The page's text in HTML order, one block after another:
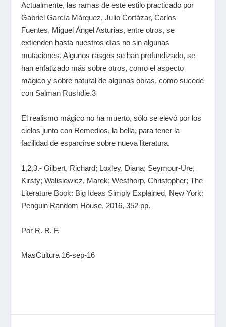
Actualmente, las ramas de este estilo practicado por
Gabriel García Márquez,Julio Cortázar,Carlos
Fuentes, Miguel Ángel Asturias, entre otros, se
extienden hasta nuestros días no sin algunas
mutaciones. Algunos rasgos se han profundizado, se
han enfatizado más sobre otros, como el aspecto
mágico y sobre natural de algunas obras, como sucede
con Salman Rushdie.3
El realismo mágico no ha muerto, sólo se elevó por los
cielos junto con Remedios, la bella, para tener la
facilidad de esparcirse sobre nueva literatura.
1,2,3.- Gilbert, Richard; Loxley, Diana; Seymour-Ure,
Kirsty; Walisiewicz, Marek; Westhorp, Christopher;The
Literature Book: Big Ideas Simply Explained, New York:
Penguin Random House, 2016, 352 pp.
Por R. R. F.
MasCultura 16-sep-16